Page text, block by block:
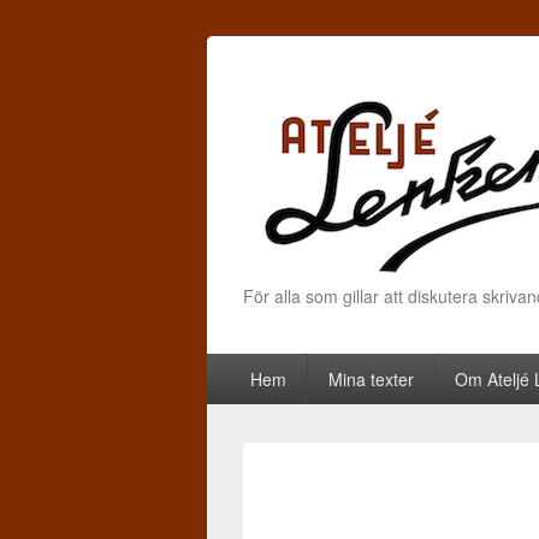
För alla som gillar att diskutera
Primary menu
Skip to primary content
Skip to secondary content
Hem Mina texter Om Ateljé